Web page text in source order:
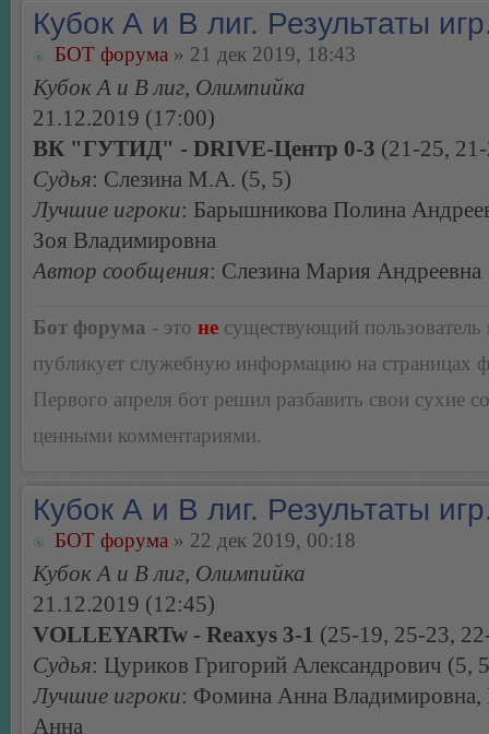
Кубок А и В лиг. Результаты
БОТ форума » 21 дек 2019, 18:43
Кубок А и В лиг, Олимпийка
21.12.2019 (17:00)
ВК "ГУТИД" - DRIVE-Центр 0-3 (21-25,
Судья: Слезина М.А. (5, 5)
Лучшие игроки: Барышникова Полина
Зоя Владимировна
Автор сообщения: Слезина Мария Андреевна
Бот форума - это не существующий пользователь
публикует служебную информацию на страницах
Первого апреля бот решил разбавить свои сухие
ценными комментариями.
Кубок А и В лиг. Результаты
БОТ форума » 22 дек 2019, 00:18
Кубок А и В лиг, Олимпийка
21.12.2019 (12:45)
VOLLEYARTw - Reaxys 3-1 (25-19, 25-23,
Судья: Цуриков Григорий Александрович (5,
Лучшие игроки: Фомина Анна Владимировна,
Анна